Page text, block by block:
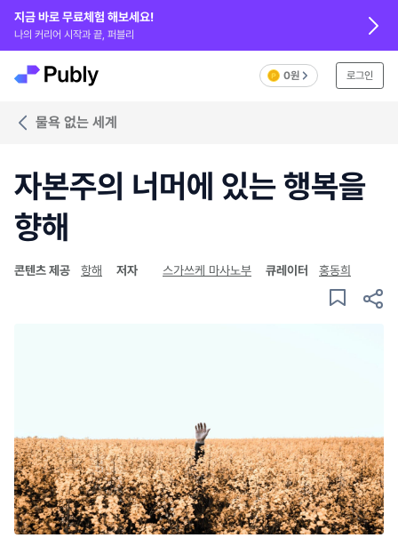
지금 바로 무료체험 해보세요!
나의 커리어 시작과 끝, 퍼블리
0원 로그인
물욕 없는 세계
자본주의 너머에 있는 행복을
향해
콘텐츠 제공 항해 저자 스가쓰케 마사노부 큐레이터 홍동희